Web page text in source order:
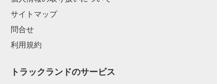
サイトマップ
問合せ
利用規約
トラックランドのサービス